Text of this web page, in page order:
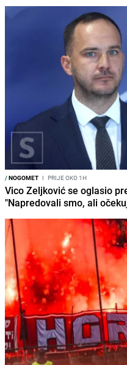
/NOGOMET I PRIJE OKO 1H
Vico Zeljković se oglasio
"Napredovali smo, ali